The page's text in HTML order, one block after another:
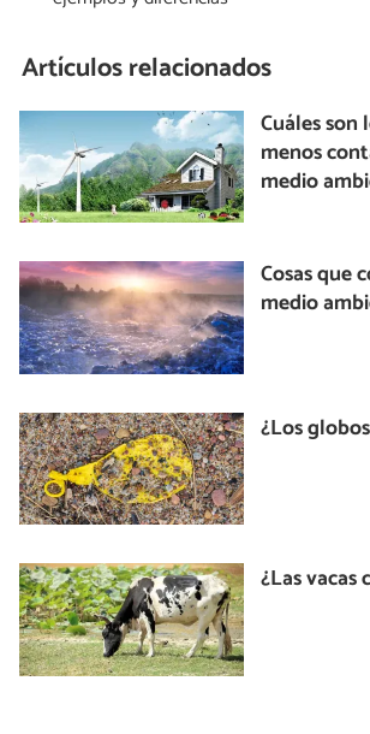
Artículos relacionados
Cuáles son
menos
medio
Cosas que
medio
¿Los
¿Las vacas